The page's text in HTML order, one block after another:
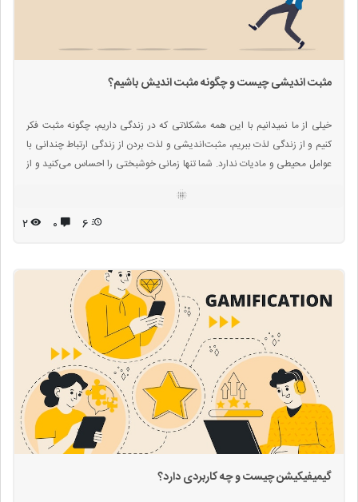
مثبت اندیشی چیست و چگونه مثبت اندیش باشیم؟
خیلی از ما نمیدانیم با این همه مشکلاتی که در زندگی داریم، چگونه مثبت فکر
کنیم و از زندگی لذت ببریم، مثبت‌اندیشی و لذت بردن از زندگی ارتباط چندانی با
عوامل محیطی و مادیات ندارد. شما تنها زمانی خوشبختی را احساس می‌کنید و از
کنید، نگرش شما فقط به خودتان بستگی دارد. بعضی وقت‌ها حتی بهترین داروها
و مراقبت‌ها هم سلامت جسم و روان را تضمین نمی‌کنند. تمرینات مثبت‌اندیشی
6 ۰ ۲
گیمیفیکیشن چیست و چه کاربردی دارد؟